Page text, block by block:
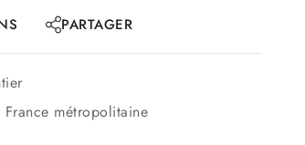
PARTAGER
métropolitaine